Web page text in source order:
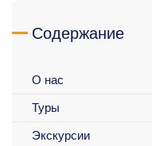
Содержание
О нас
Туры
Экскурсии